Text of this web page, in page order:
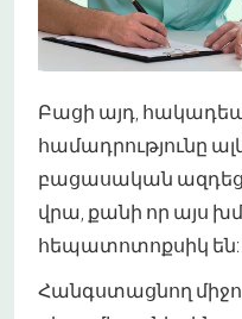
Բացի այդ,
համադրությունը
բացասական
վրա, քանի որ այս
հեպատոտոքսիկ են:
Հանգստացնող